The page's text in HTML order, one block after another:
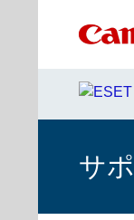
サ